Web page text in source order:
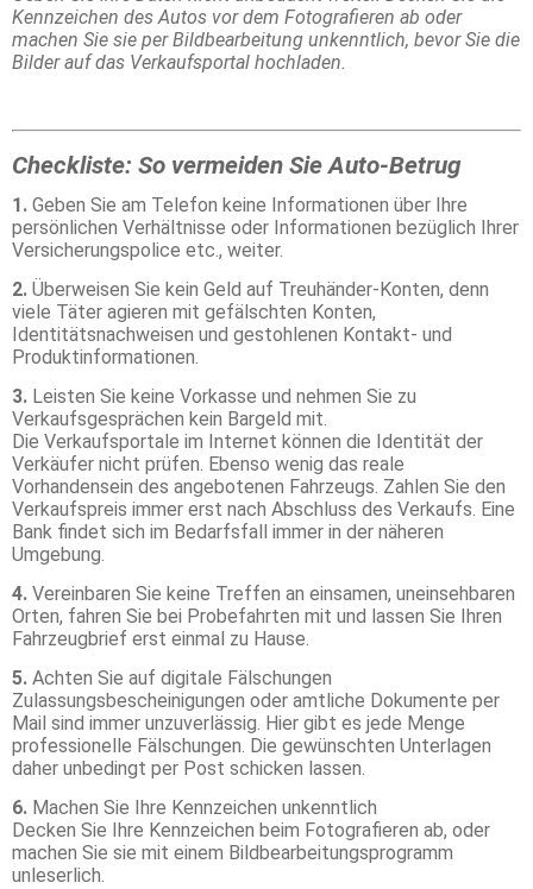
Kennzeichen des Autos vor dem Fotografieren ab oder
machen Sie sie per Bildbearbeitung unkenntlich, bevor Sie die
Bilder auf das Verkaufsportal hochladen.
Checkliste: So vermeiden Sie Auto-Betrug
1. Geben Sie am Telefon keine Informationen über Ihre
persönlichen Verhältnisse oder Informationen bezüglich Ihrer
Versicherungspolice etc., weiter.
2. Überweisen Sie kein Geld auf Treuhänder-Konten, denn
viele Täter agieren mit gefälschten Konten,
Identitätsnachweisen und gestohlenen Kontakt- und
Produktinformationen.
3. Leisten Sie keine Vorkasse und nehmen Sie zu
Verkaufsgesprächen kein Bargeld mit.
Die Verkaufsportale im Internet können die Identität der
Verkäufer nicht prüfen. Ebenso wenig das reale
Vorhandensein des angebotenen Fahrzeugs. Zahlen Sie den
Verkaufspreis immer erst nach Abschluss des Verkaufs. Eine
Bank findet sich im Bedarfsfall immer in der näheren
Umgebung.
4. Vereinbaren Sie keine Treffen an einsamen, uneinsehbaren
Orten, fahren Sie bei Probefahrten mit und lassen Sie Ihren
Fahrzeugbrief erst einmal zu Hause.
5. Achten Sie auf digitale Fälschungen
Zulassungsbescheinigungen oder amtliche Dokumente per
Mail sind immer unzuverlässig. Hier gibt es jede Menge
professionelle Fälschungen. Die gewünschten Unterlagen
daher unbedingt per Post schicken lassen.
6. Machen Sie Ihre Kennzeichen unkenntlich
Decken Sie Ihre Kennzeichen beim Fotografieren ab, oder
machen Sie sie mit einem Bildbearbeitungsprogramm
unleserlich.